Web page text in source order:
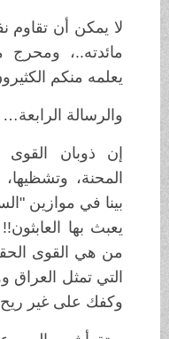
لا يمكن أن تقاوم
مائدته..، ومحرج
يعلمه منكم الكثيرون..
والرسالة الرابعة…
إن ذوبان القوى
المحنة، وتشظيها،
بينا في موازين
يعبث بها العابثون!!
من هي القوى
التي تمثل العراق
وكفك على غير ريح…